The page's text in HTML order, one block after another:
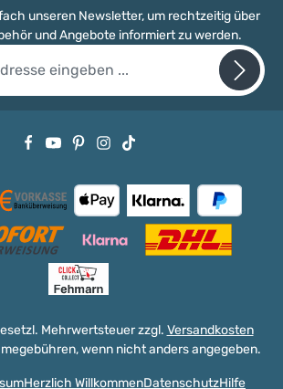
unseren Newsletter, um rechtzeitig über
und Angebote informiert zu werden.
zur Kenntnis genommen
Mehrwertsteuer zzgl. Versandkosten
wenn nicht anders angegeben.
Herzlich WillkommenDatenschutzHilfe